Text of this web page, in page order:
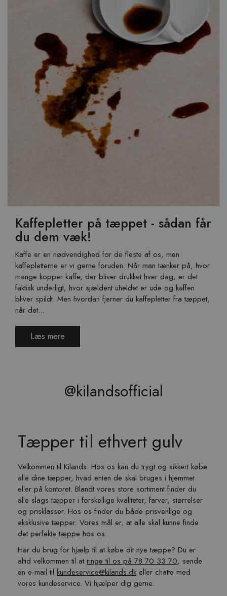
Kaffepletter på tæppet - sådan får
du dem væk!
Kaffe er en nødvendighed for de fleste af os, men
kaffepletterne er vi gerne foruden. Når man tænker på, hvor
mange kopper kaffe, der bliver drukket hver dag, er det
faktisk underligt, hvor sjældent uheldet er ude og kaffen
bliver spildt. Men hvordan fjerner du kaffepletter fra tæppet,
når det...
Læs mere
@kilandsofficial
Tæpper til ethvert gulv
Velkommen til Kilands. Hos os kan du trygt og sikkert købe
alle dine tæpper, hvad enten de skal bruges i hjemmet
eller på kontoret. Blandt vores store sortiment finder du
alle slags tæpper i forskellige kvaliteter, farver, størrelser
og prisklasser. Hos os finder du både prisvenlige og
eksklusive tæpper. Vores mål er, at alle skal kunne finde
det perfekte tæppe hos os.
Har du brug for hjælp til at købe dit nye tæppe? Du er
altid velkommen til at ringe til os på 78 70 33 70, sende
en e-mail til kundeservice@kilands.dk eller chatte med
vores kundeservice. Vi hjælper dig gerne.